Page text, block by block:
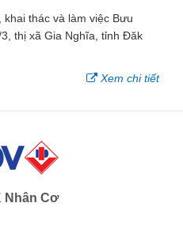
thác và làm việc Bưu
thị xã Gia Nghĩa, tỉnh Đăk
Xem chi tiết
Nhân Cơ